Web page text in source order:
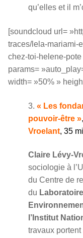
qu’elles et il
[soundcloud url=
traces/lela-mariami-
chez-toi-helene-pote
params=
width= »50% »
3. « Les
pouvoir-être »
Vroelant, 35
Claire Lévy-
sociologie à
du Centre de
du
l’Institut
travaux